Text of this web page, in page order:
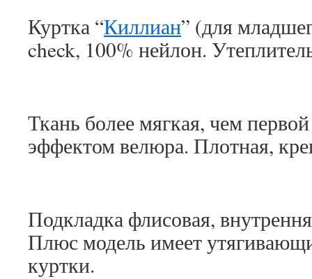
Куртка “Киллиан” (для
check, 100% нейлон.
Ткань более мягкая, чем
эффектом велюра. Плотная,
Подкладка флисовая,
Плюс модель имеет
куртки.